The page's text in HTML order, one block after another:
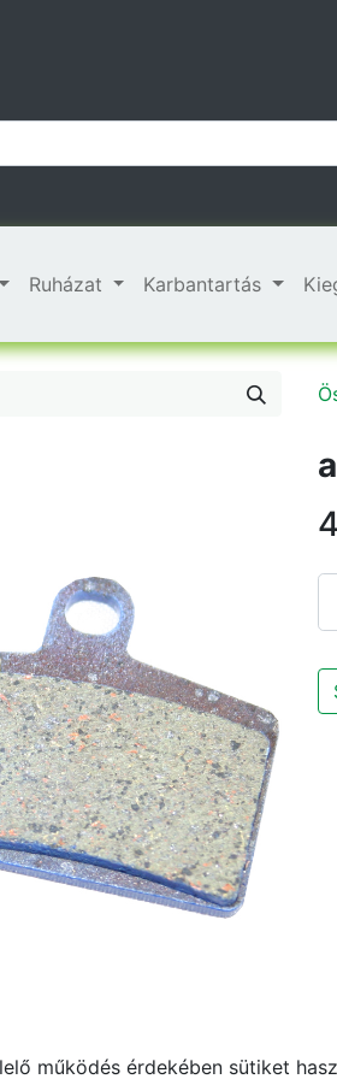
Ruházat Karbantartás
működés érdekében sütiket